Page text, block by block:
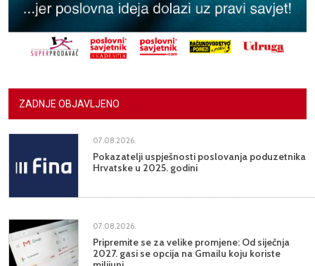
ZADNJE OBJAVLJENO
07.08.2026.
Pokazatelji uspješnosti poslovanja poduzetnika
Hrvatske u 2025. godini
07.08.2026.
Pripremite se za velike promjene: Od siječnja
2027. gasi se opcija na Gmailu koju koriste